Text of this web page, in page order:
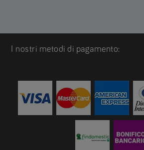
I nostri metodi di pagamento: